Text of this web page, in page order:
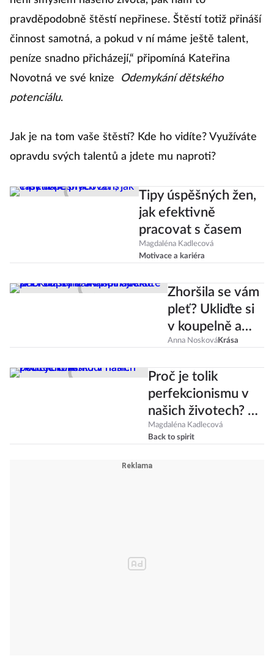
pravděpodobně štěstí nepřinese. Štěstí totiž přináší
činnost samotná, a pokud v ní máme ještě talent,
peníze snadno přicházejí,“ připomíná Kateřina
Novotná ve své knize
Odemykání dětského
potenciálu.
Jak je na tom vaše štěstí? Kde ho vidíte? Využíváte
opravdu svých talentů a jdete mu naproti?
Tipy úspěšných žen,
jak efektivně
pracovat s časem
Magdaléna Kadlecová
Motivace a kariéra
Zhoršila se vám
pleť? Ukliďte si
v koupelně a
inspirujte se
Skandinávek
Anna NoskováKrása
Proč je tolik
perfekcionismu v
našich životech? A
škodí nám?
Magdaléna Kadlecová
Back to spirit